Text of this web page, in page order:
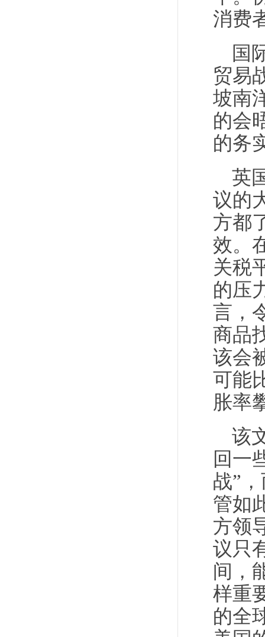
消费
国
贸易
坡南
的会
的务
英
议的
方都
效。
关税
的压
言，
商品
该会
可能
胀率
该
回一
战”
管如
方领
议只
间，
样重
的全